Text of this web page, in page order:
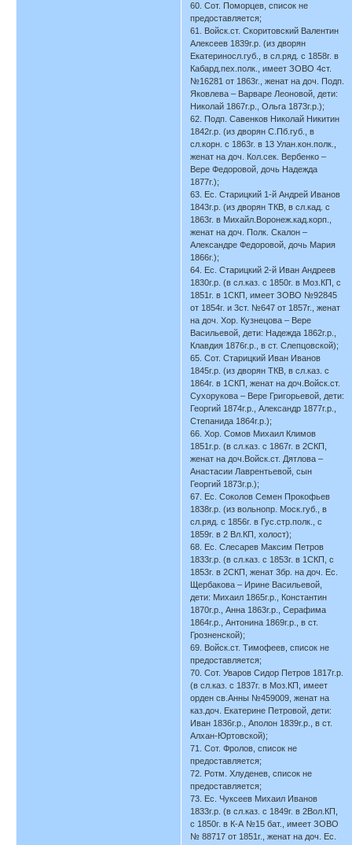
60. Сот. Поморцев, список не
предоставляется;
61. Войск.ст. Скоритовский Валентин
Алексеев 1839г.р. (из дворян
Екатериносл.губ., в сл.ряд. с 1858г. в
Кабард.пех.полк., имеет ЗОВО 4ст.
№16281 от 1863г., женат на доч. Подп.
Яковлева – Варваре Леоновой, дети:
Николай 1867г.р., Ольга 1873г.р.);
62. Подп. Савенков Николай Никитин
1842г.р. (из дворян С.Пб.губ., в
сл.корн. с 1863г. в 13 Улан.кон.полк.,
женат на доч. Кол.сек. Вербенко –
Вере Федоровой, дочь Надежда
1877г.);
63. Ес. Старицкий 1-й Андрей Иванов
1843г.р. (из дворян ТКВ, в сл.кад. с
1863г. в Михайл.Воронеж.кад.корп.,
женат на доч. Полк. Скалон –
Александре Федоровой, дочь Мария
1866г.);
64. Ес. Старицкий 2-й Иван Андреев
1830г.р. (в сл.каз. с 1850г. в Моз.КП, с
1851г. в 1СКП, имеет ЗОВО №92845
от 1854г. и 3ст. №647 от 1857г., женат
на доч. Хор. Кузнецова – Вере
Васильевой, дети: Надежда 1862г.р.,
Клавдия 1876г.р., в ст. Слепцовской);
65. Сот. Старицкий Иван Иванов
1845г.р. (из дворян ТКВ, в сл.каз. с
1864г. в 1СКП, женат на доч.Войск.ст.
Сухорукова – Вере Григорьевой, дети:
Георгий 1874г.р., Александр 1877г.р.,
Степанида 1864г.р.);
66. Хор. Сомов Михаил Климов
1851г.р. (в сл.каз. с 1867г. в 2СКП,
женат на доч.Войск.ст. Дятлова –
Анастасии Лаврентьевой, сын
Георгий 1873г.р.);
67. Ес. Соколов Семен Прокофьев
1838г.р. (из вольнопр. Моск.губ., в
сл.ряд. с 1856г. в Гус.стр.полк., с
1859г. в 2 Вл.КП, холост);
68. Ес. Слесарев Максим Петров
1833г.р. (в сл.каз. с 1853г. в 1СКП, с
1853г. в 2СКП, женат 3бр. на доч. Ес.
Щербакова – Ирине Васильевой,
дети: Михаил 1865г.р., Константин
1870г.р., Анна 1863г.р., Серафима
1864г.р., Антонина 1869г.р., в ст.
Грозненской);
69. Войск.ст. Тимофеев, список не
предоставляется;
70. Сот. Уваров Сидор Петров 1817г.р.
(в сл.каз. с 1837г. в Моз.КП, имеет
орден св.Анны №459009, женат на
каз.доч. Екатерине Петровой, дети:
Иван 1836г.р., Аполон 1839г.р., в ст.
Алхан-Юртовской);
71. Сот. Фролов, список не
предоставляется;
72. Ротм. Хлуденев, список не
предоставляется;
73. Ес. Чуксеев Михаил Иванов
1833г.р. (в сл.каз. с 1849г. в 2Вол.КП,
с 1850г. в К-А №15 бат., имеет ЗОВО
№ 88717 от 1851г., женат на доч. Ес.